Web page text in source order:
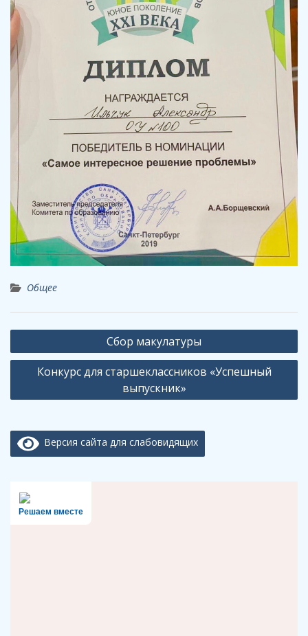
Общее
Навигация
по
записям
Сбор макулатуры
Конкурс для старшеклассников «Успешный
выпускник»
Версия сайта для слабовидящих
Решаем вместе